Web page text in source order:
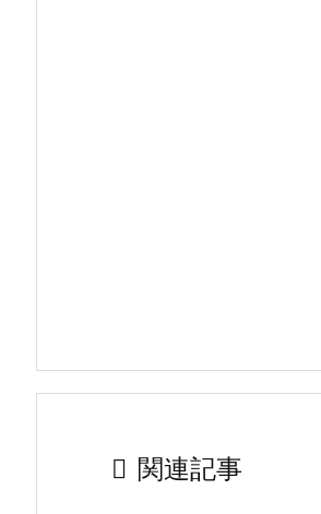
 関連記事